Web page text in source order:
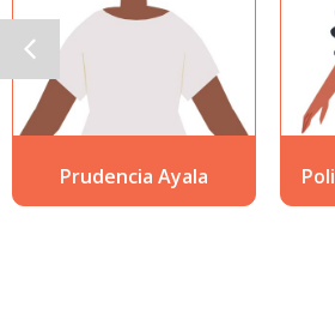
Policarpa Salavarrieta